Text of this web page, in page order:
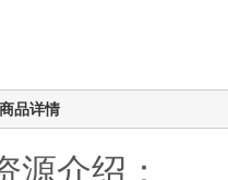
商品详情
源介绍：